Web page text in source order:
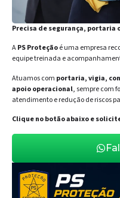
Precisa de segurança, portaria
APS Proteçãoé uma empresa
equipe treinada e
Atuamos com portaria, vigia,
apoio operacional, sempre com
atendimento e redução de riscos
Clique no botão abaixo e